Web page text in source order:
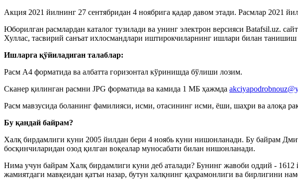
Акция 2021 йилнинг 27 сентябридан 4 ноябрига қадар давом этади. Расмлар 2021
Юборилган расмлардан каталог тузилади ва унинг электрон версияси Batafsil.uz.
Хуллас, тасвирий санъат ихлосмандлари иштирокчиларнинг ишлари билан танишиш
Ишларга қўйиладиган талаблар:
Расм А4 форматида ва албатта горизонтал кўринишда бўлиши лозим.
Сканер қилинган расмни JPG форматида ва камида 1 МБ ҳажмда
Расм мавзусида боланинг фамилияси, исми, отасининг исми, ёши, шаҳри ва алоқа
Бу қандай байрам?
Халқ бирдамлиги куни 2005 йилдан бери 4 ноябь куни нишонланади. Бу байрам
босқинчиларидан озод қилган воқеалар муносабати билан нишонланади.
Нима учун байрам Халқ бирдамлиги куни деб аталади? Бунинг жавоби оддий -
жамиятдаги мавқеидан қатъи назар, бутун халқнинг қаҳрамонлиги ва бирлигини